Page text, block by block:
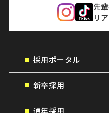
先
リ
採用ポータル
新卒採用
通年採用